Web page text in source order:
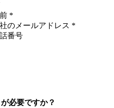
*
のメールアドレス *
番号
必要ですか？